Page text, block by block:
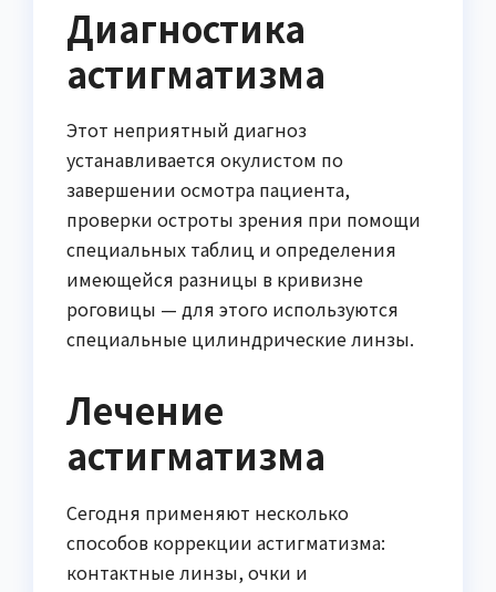
Диагностика
астигматизма
Этот неприятный диагноз
устанавливается окулистом по
завершении осмотра пациента,
проверки остроты зрения при помощи
специальных таблиц и определения
имеющейся разницы в кривизне
роговицы — для этого используются
специальные цилиндрические линзы.
Лечение
астигматизма
Сегодня применяют несколько
способов коррекции астигматизма:
контактные линзы, очки и